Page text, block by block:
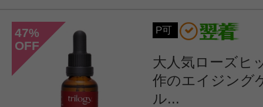
47%
OFF
P可
大人気ローズヒ
作のエイジング
ル...